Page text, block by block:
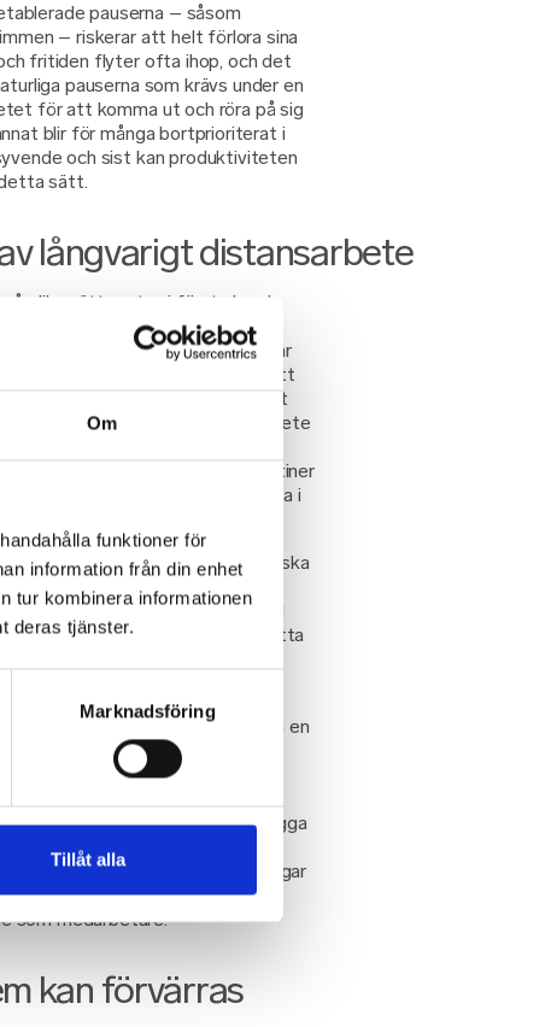
Om
funktioner för
information från din enhet
tur kombinera informationen
deras tjänster.
Marknadsföring
Tillåt alla
pauserna – såsom
– riskerar att helt förlora sina
fritiden flyter ofta ihop, och det
pauserna som krävs under en
för att komma ut och röra på sig
blir för många bortprioriterat i
och sist kan produktiviteten
sätt.
långvarigt distansarbete
olika sätt – utan i första hand
i beaktande när vi utvärderar
för medarbetarna. För många är
av flera olika möten, vilket gör att
människor. För andra kan det
har ett väldigt självständigt arbete
är det lätt hänt att tappa rutiner
framför den där skärmen. Detta i
på ett helt nytt sätt. I fysiska
att veta om det – du tar upp
anteckningsblock, flackar med
Vid distansmöten faller sig detta
psykiska effekter av
rutiner och ensamhet kan orsaka en
Odefinierade strukturer i
och det går även att se hur
globala coronapandemin, kan bygga
och depression – i och med oro
uppsägningar, lönesänkningar
får en klar inverkan på
som medarbetare.
kan förvärras